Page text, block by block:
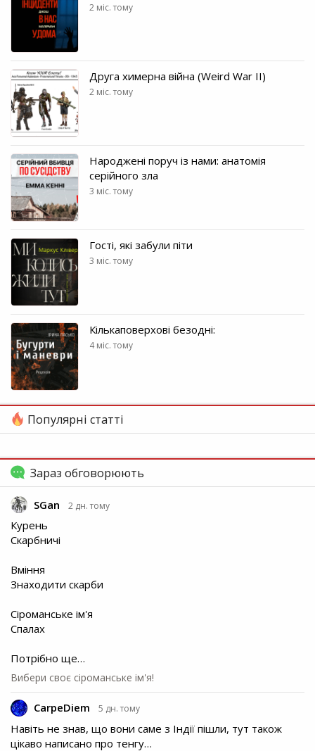
2 міс. тому
Друга химерна війна (Weird War II)
2 міс. тому
Народжені поруч із нами: анатомія
серійного зла
3 міс. тому
Гості, які забули піти
3 міс. тому
Кількаповерхові безодні:
4 міс. тому
Популярні статті
Зараз обговорюють
SGan 2 дн. тому
Курень
Скарбничі
Вміння
Знаходити скарби
Сіроманське ім'я
Спалах
Потрібно ще…
Вибери своє сіроманське ім'я!
CarpeDiem 5 дн. тому
Навіть не знав, що вони саме з Індії пішли, тут також
цікаво написано про тенгу…